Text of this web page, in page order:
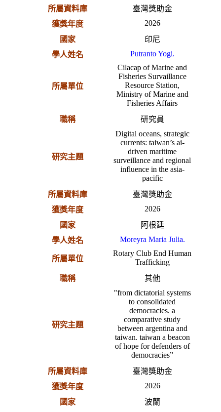
所屬資料庫
臺灣獎助金
獲獎年度
2026
國家
印尼
學人姓名
Putranto Yogi.
所屬單位
Cilacap of Marine and
Fisheries Survaillance
Resource Station,
Ministry of Marine and
Fisheries Affairs
職稱
研究員
研究主題
Digital oceans, strategic
currents: taiwan’s ai-
driven maritime
surveillance and regional
influence in the asia-
pacific
所屬資料庫
臺灣獎助金
獲獎年度
2026
國家
阿根廷
學人姓名
Moreyra Maria Julia.
所屬單位
Rotary Club End Human
Trafficking
職稱
其他
研究主題
"from dictatorial systems
to consolidated
democracies. a
comparative study
between argentina and
taiwan. taiwan a beacon
of hope for defenders of
democracies”
所屬資料庫
臺灣獎助金
獲獎年度
2026
國家
波蘭